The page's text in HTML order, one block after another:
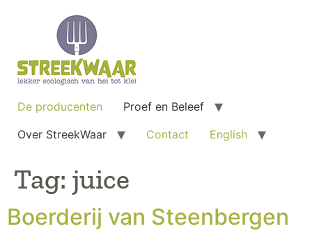
De producenten
Proef en Beleef
Over StreekWaar
Contact English
Tag: juice
Boerderij van Steenbergen